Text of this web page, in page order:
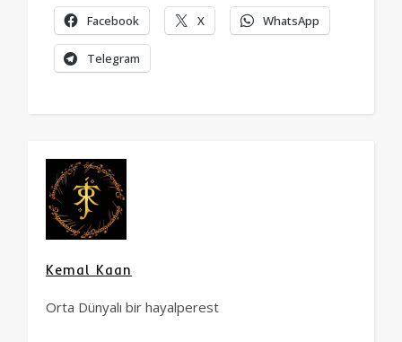
Facebook X WhatsApp
Telegram
Kemal Kaan
Orta Dünyalı bir hayalperest